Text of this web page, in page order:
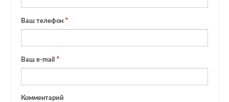
Ваш телефон
Ваш e-mail
Комментарий